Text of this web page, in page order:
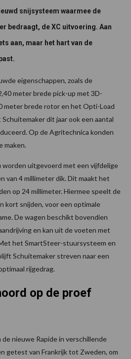
snijsysteem waarmee de
bedraagt, de XC uitvoering. Aan
aan, maar het hart van de
eigenschappen, zoals de
meter brede pick-up met 3D-
meter brede rotor en het Opti-Load
dit jaar ook een aantal
Op de Agritechnica konden
maken.
worden uitgevoerd met een vijfdelige
van 4 millimeter dik. Dit maakt het
op 24 millimeter. Hiermee speelt de
kort snijden, voor een optimale
De wagen beschikt bovendien
en kan uit de voeten met
het SmartSteer-stuursysteem en
Schuitemaker streven naar een
rijgedrag.
op de proef
de nieuwe Rapide in verschillende
getest van Frankrijk tot Zweden, om